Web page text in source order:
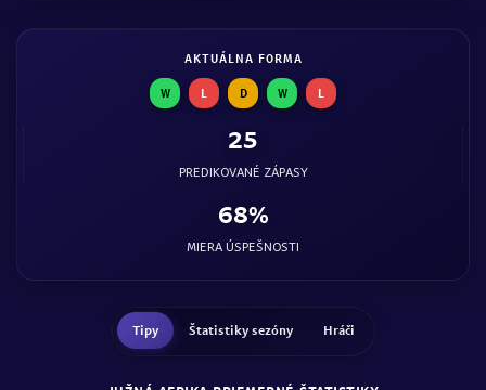
AKTUÁLNA FORMA
W L D W L
25
PREDIKOVANÉ ZÁPASY
68%
MIERA ÚSPEŠNOSTI
Tipy Štatistiky sezóny Hráči